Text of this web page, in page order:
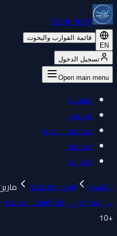
BOOK BOAT
EN
قائمة القوارب واليخوت
تسجيل الدخول
Open main menu
الرئيسية
من نحن
الخدمات البحرية
الخدمات
اتصل بنا
الرئيسية
البيوت العائمة
مارين 7
←العودة إلى فئة البيوت العائمة
10